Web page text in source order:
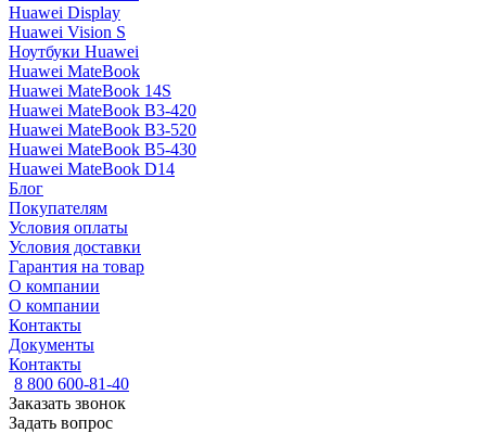
Huawei Display
Huawei Vision S
Ноутбуки Huawei
Huawei MateBook
Huawei MateBook 14S
Huawei MateBook B3-420
Huawei MateBook B3-520
Huawei MateBook B5-430
Huawei MateBook D14
Блог
Покупателям
Условия оплаты
Условия доставки
Гарантия на товар
О компании
О компании
Контакты
Документы
Контакты
8 800 600-81-40
Заказать звонок
Задать вопрос